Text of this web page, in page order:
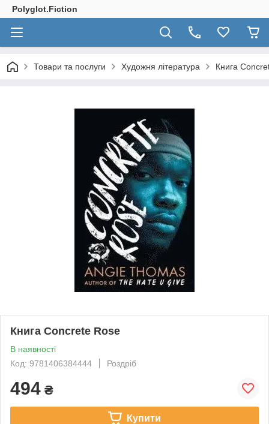
Polyglot.Fiction
Товари та послуги Художня література Книга
Книга Concrete Rose
В наявності
Код: 9781406384444
Роздріб
494 ₴
Купити